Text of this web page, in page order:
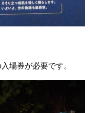
場券が必要です。